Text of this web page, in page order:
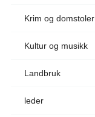
Krim og domstoler
Kultur og musikk
Landbruk
leder